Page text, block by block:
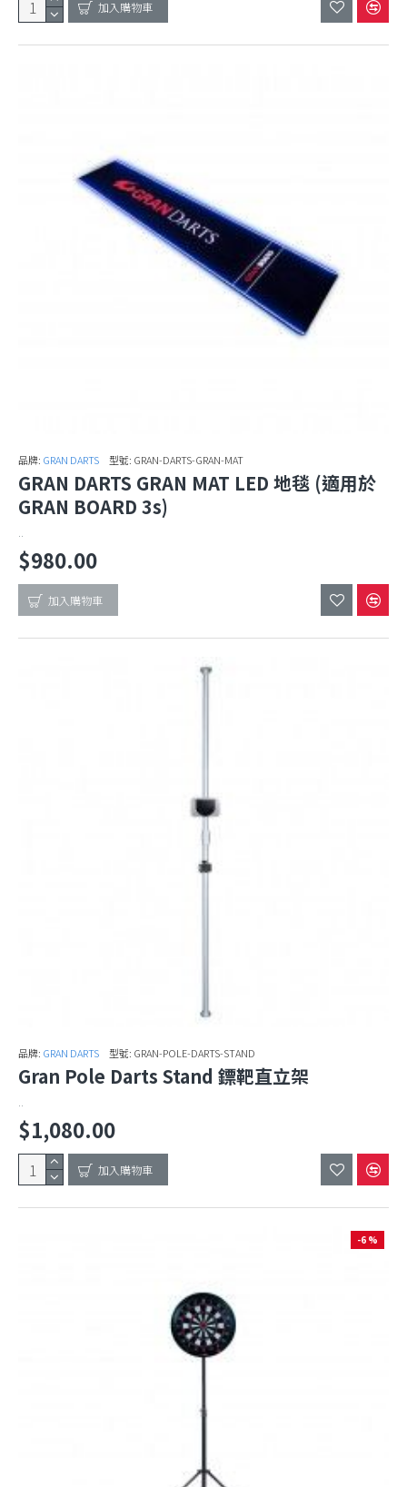
加入購物車
品牌: GRAN DARTS 型號: GRAN-DARTS-GRAN-MAT
GRAN DARTS GRAN MAT LED 地毯 (適用於
GRAN BOARD 3s)
..
$980.00
加入購物車
品牌: GRAN DARTS 型號: GRAN-POLE-DARTS-STAND
Gran Pole Darts Stand 鏢靶直立架
..
$1,080.00
加入購物車
-6 %